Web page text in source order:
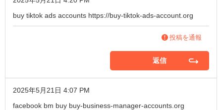
buy tiktok ads accounts https://buy-tiktok-ads-account.org
投稿を通報
返信
2025年5月21日 4:07 PM
facebook bm buy buy-business-manager-accounts.org